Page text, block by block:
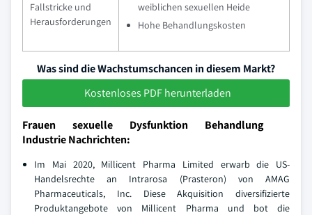
Fallstricke und
Herausforderungen
weiblichen sexuellen Heide
Hohe Behandlungskosten
Was sind die Wachstumschancen in diesem Markt?
Kostenloses PDF herunterladen
Frauen sexuelle Dysfunktion Behandlung
Industrie Nachrichten:
Im Mai 2020, Millicent Pharma Limited erwarb die US-
Handelsrechte an Intrarosa (Prasteron) von AMAG
Pharmaceuticals, Inc. Diese Akquisition diversifizierte
Produktangebote von Millicent Pharma und bot die